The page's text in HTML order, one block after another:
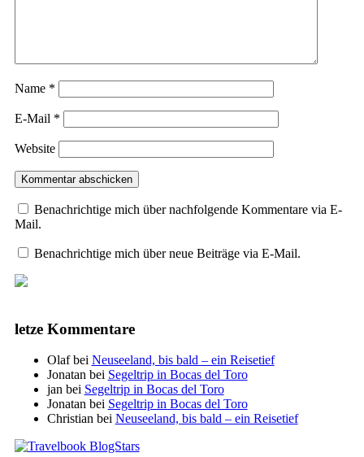
Name *
E-Mail *
Website
Benachrichtige mich über nachfolgende Kommentare via E-
Mail.
Benachrichtige mich über neue Beiträge via E-Mail.
letze Kommentare
Olafbei Neuseeland, bis bald – ein Reisetief
Jonatan bei Segeltrip in Bocas del Toro
jan bei Segeltrip in Bocas del Toro
Jonatan bei Segeltrip in Bocas del Toro
Christian bei Neuseeland, bis bald – ein Reisetief